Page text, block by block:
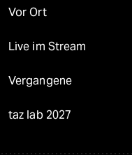
Vor Ort
Live im Stream
Vergangene
taz lab 2027